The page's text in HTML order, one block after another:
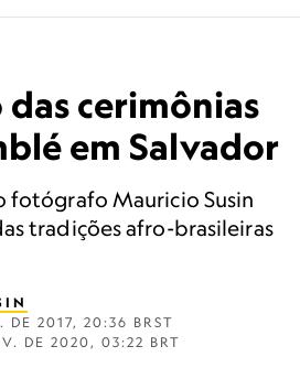
cerimônias
em Salvador
fotógrafo Mauricio Susin
tradições afro-brasileiras
DE 2017, 20:36 BRST
DE 2020, 03:22 BRT